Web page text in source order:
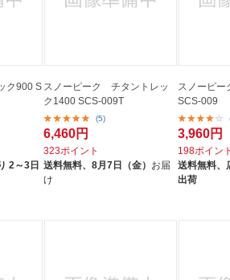
ク900 S
2～3日
スノーピーク チタントレッ
ク1400 SCS-009T
(5)
6,460円
323ポイント
送料無料、8月7日（金） お届
け
スノーピ
SCS-009
3,960円
198ポイント
送料無料、
出荷